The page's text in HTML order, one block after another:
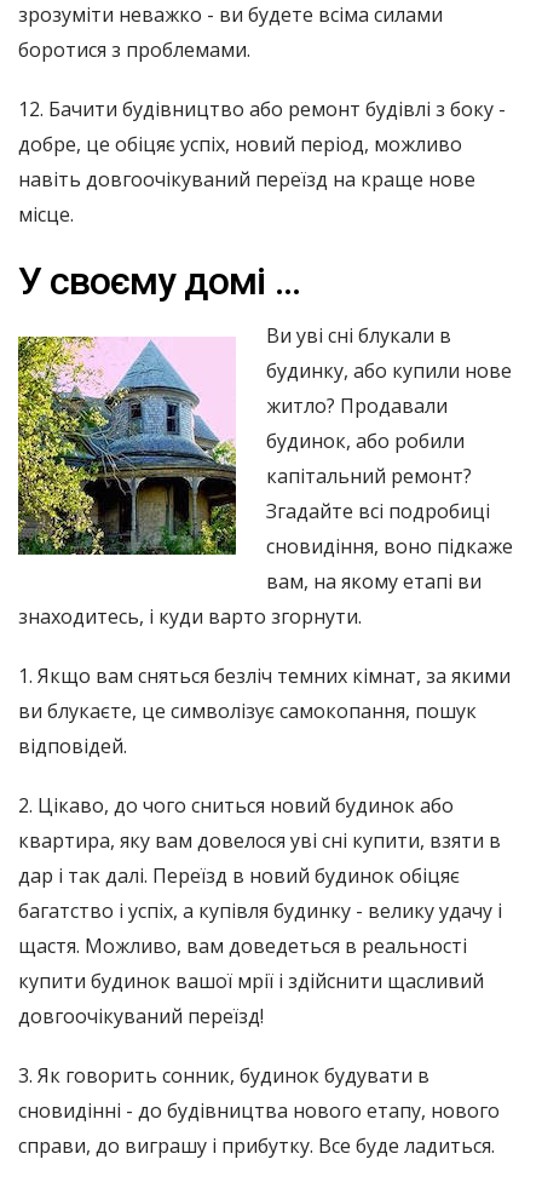
зрозуміти неважко - ви будете всіма силами
боротися з проблемами.
12. Бачити будівництво або ремонт будівлі з боку -
добре, це обіцяє успіх, новий період, можливо
навіть довгоочікуваний переїзд на краще нове
місце.
У своєму домі ...
Ви уві сні блукали в
будинку, або купили нове
житло? Продавали
будинок, або робили
капітальний ремонт?
Згадайте всі подробиці
сновидіння, воно підкаже
вам, на якому етапі ви
знаходитесь, і куди варто згорнути.
1. Якщо вам сняться безліч темних кімнат, за якими
ви блукаєте, це символізує самокопання, пошук
відповідей.
2. Цікаво, до чого сниться новий будинок або
квартира, яку вам довелося уві сні купити, взяти в
дар і так далі. Переїзд в новий будинок обіцяє
багатство і успіх, а купівля будинку - велику удачу і
щастя. Можливо, вам доведеться в реальності
купити будинок вашої мрії і здійснити щасливий
довгоочікуваний переїзд!
3. Як говорить сонник, будинок будувати в
сновидінні - до будівництва нового етапу, нового
справи, до виграшу і прибутку. Все буде ладиться.